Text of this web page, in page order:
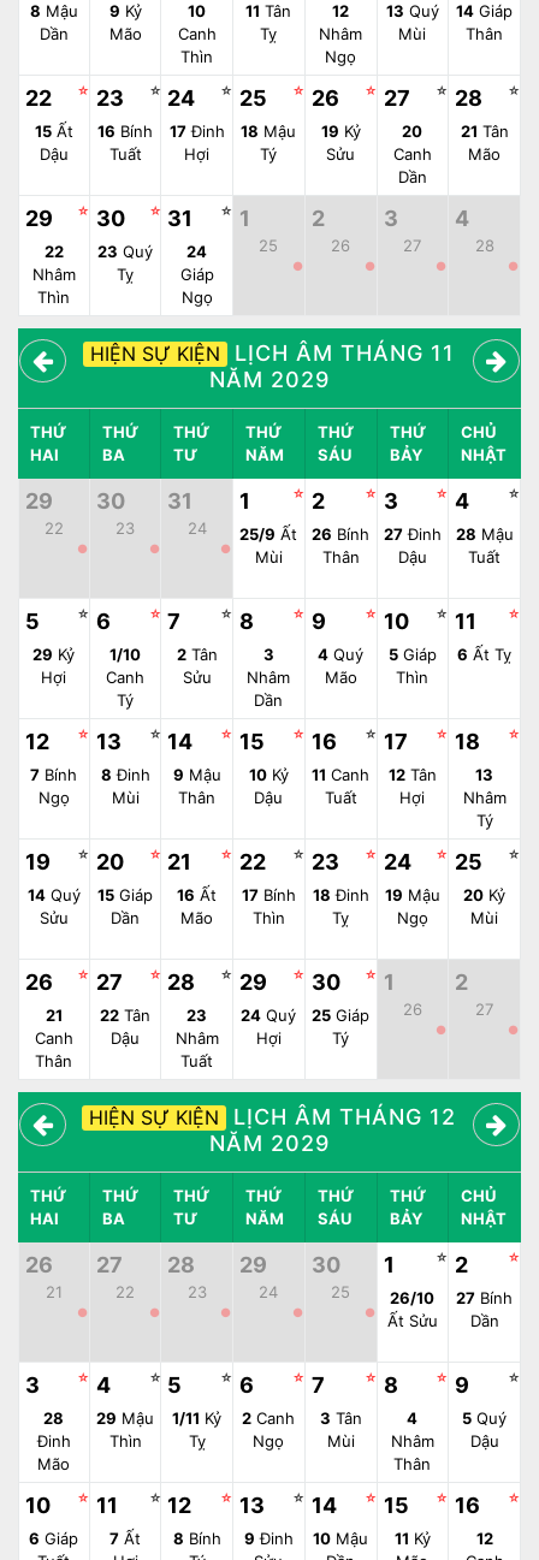
8 Mậu
Dần
9 Kỷ
Mão
10
Canh
Thìn
11 Tân
Tỵ
12
Nhâm
Ngọ
13 Quý
Mùi
14 Giáp
Thân
22 ☆
15Ất
Dậu
23 ☆
16 Bính
Tuất
24 ☆
17Đinh
Hợi
25 ☆
18 Mậu
Tý
26 ☆
19 Kỷ
Sửu
27 ☆
20
Canh
Dần
28 ☆
21 Tân
Mão
29 ☆
22
Nhâm
Thìn
30 ☆
23 Quý
Tỵ
31 ☆
24
Giáp
Ngọ
1
25
●
2
26
●
3
27
●
4
28
●
HIỆN SỰ KIỆN
LỊCH ÂM THÁNG 11
NĂM 2029
THỨ
HAI
THỨ
BA
THỨ
TƯ
THỨ
NĂM
THỨ
SÁU
THỨ
BẢY
CHỦ
NHẬT
29
22
●
30
23
●
31
24
●
1 ☆
25/9 Ất
Mùi
2 ☆
26 Bính
Thân
3 ☆
27Đinh
Dậu
4 ☆
28 Mậu
Tuất
5 ☆
29 Kỷ
Hợi
6 ☆
1/10
Canh
Tý
7 ☆
2Tân
Sửu
8 ☆
3
Nhâm
Dần
9 ☆
4 Quý
Mão
10 ☆
5Giáp
Thìn
11 ☆
6 Ất Tỵ
12 ☆
7 Bính
Ngọ
13 ☆
8 Đinh
Mùi
14 ☆
9 Mậu
Thân
15 ☆
10Kỷ
Dậu
16 ☆
11 Canh
Tuất
17 ☆
12Tân
Hợi
18 ☆
13
Nhâm
Tý
19 ☆
14Quý
Sửu
20 ☆
15 Giáp
Dần
21 ☆
16 Ất
Mão
22 ☆
17Bính
Thìn
23 ☆
18 Đinh
Tỵ
24 ☆
19 Mậu
Ngọ
25 ☆
20 Kỷ
Mùi
26 ☆
21
Canh
Thân
27 ☆
22 Tân
Dậu
28 ☆
23
Nhâm
Tuất
29 ☆
24 Quý
Hợi
30 ☆
25 Giáp
Tý
1
26
●
2
27
●
HIỆN SỰ KIỆN
LỊCH ÂM THÁNG 12
NĂM 2029
THỨ
HAI
THỨ
BA
THỨ
TƯ
THỨ
NĂM
THỨ
SÁU
THỨ
BẢY
CHỦ
NHẬT
26
21
●
27
22
●
28
23
●
29
24
●
30
25
●
1 ☆
26/10
Ất Sửu
2 ☆
27 Bính
Dần
3 ☆
28
Đinh
Mão
4 ☆
29 Mậu
Thìn
5 ☆
1/11 Kỷ
Tỵ
6 ☆
2 Canh
Ngọ
7 ☆
3 Tân
Mùi
8 ☆
4
Nhâm
Thân
9 ☆
5 Quý
Dậu
10 ☆
6 Giáp
11 ☆
7 Ất
12 ☆
8 Bính
13 ☆
9 Đinh
14 ☆
10 Mậu
15 ☆
11 Kỷ
16 ☆
12